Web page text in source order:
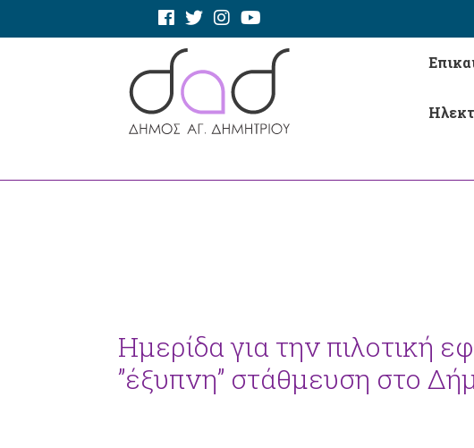
Ημερίδα για την πιλοτική
”έξυπνη” στάθμευση στο